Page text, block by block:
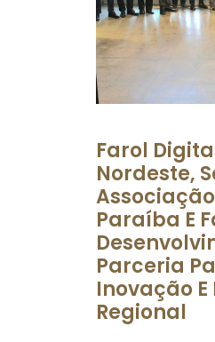
Farol
Nordeste,
Paraíba E
Parceria
Inovação
Regional